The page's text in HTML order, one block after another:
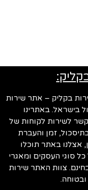
בקליק – אתר שירות
בישראל. באתרינו
קשר לשירות לקוחות של
זמן והעברת
אצלנו באתר תוכלו
סוגי העסקים ומאגרי
צוות האתר שירות